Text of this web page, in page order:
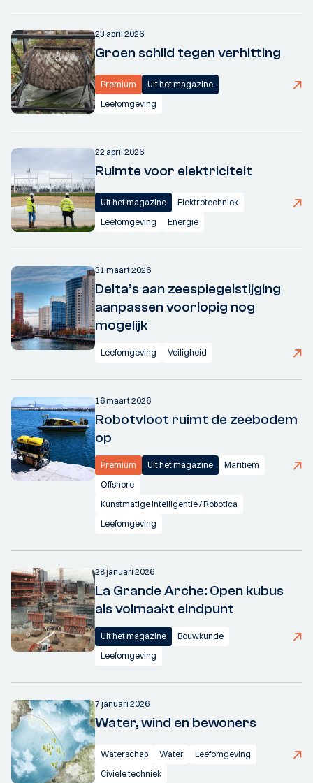
23 april 2026
Groen schild tegen verhitting
Premium
Uit het magazine
Leefomgeving
22 april 2026
Ruimte voor elektriciteit
Uit het magazine
Elektrotechniek
Leefomgeving
Energie
31 maart 2026
Delta’s aan zeespiegelstijging
aanpassen voorlopig nog
mogelijk
Leefomgeving Veiligheid
16 maart 2026
Robotvloot ruimt de zeebodem
op
Premium Uit het magazine
Maritiem
Offshore
Kunstmatige intelligentie / Robotica
Leefomgeving
28 januari 2026
La Grande Arche: Open kubus
als volmaakt eindpunt
Uit het magazine
Bouwkunde
Leefomgeving
7 januari 2026
Water, wind en bewoners
Waterschap Water
Leefomgeving
Civiele techniek